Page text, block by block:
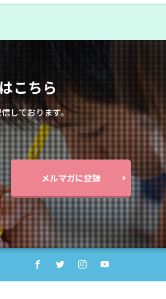
こちら
しております。
メルマガに登録